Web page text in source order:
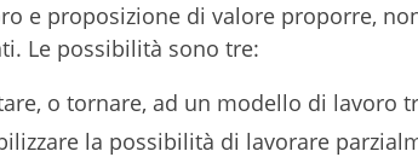
e proposizione di valore proporre,
Le possibilità sono tre:
o tornare, ad un modello di lavoro
la possibilità di lavorare